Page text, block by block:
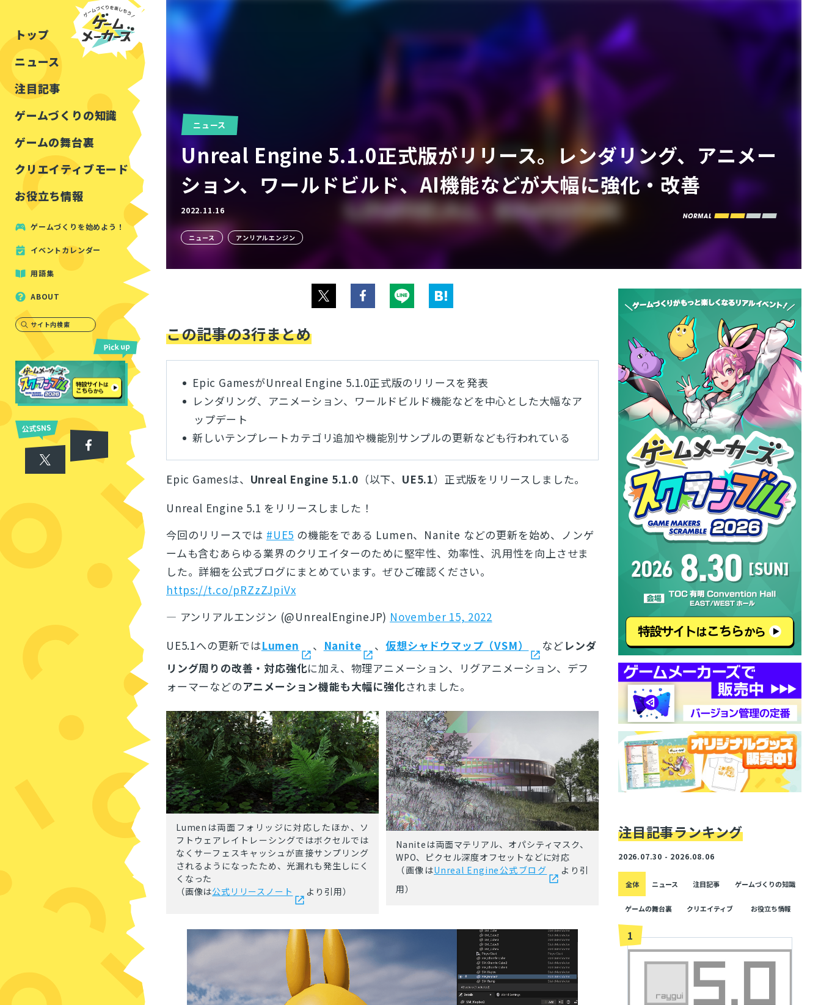
トップ
ニュース
注目記事
ゲームづくりの知識
チュートリアル
ルールをつくる
しくみをつくる
見た目を良くする
ゲームの舞台裏
インタビュー
講演レポート
クリエイティブモード
フォートナイト
マインクラフト
お役立ち情報
公開資料まとめ
イベントレポート
注目・定番の〇〇
アセットレビュー
ツール紹介
周辺機器・ハードウェア
ゲームづくりを始めよう！
イベントカレンダー
用語集
ABOUT
サイト内検索
ニュース
Unreal Engine 5.1.0正式版がリリース。レンダリング、アニメー
ション、ワールドビルド、AI機能などが大幅に強化・改善
2022.11.16
ニュース アンリアルエンジン
この記事の3行まとめ
Epic GamesがUnreal Engine 5.1.0正式版のリリースを発表
レンダリング、アニメーション、ワールドビルド機能などを中心とした大幅なア
ップデート
新しいテンプレートカテゴリ追加や機能別サンプルの更新なども行われている
Epic Gamesは、 Unreal Engine 5.1.0 （以下、 UE5.1）正式版をリリースしました。
Unreal Engine 5.1 をリリースしました！
今回のリリースでは #UE5 の機能をである Lumen、Nanite などの更新を始め、ノンゲ
ームも含むあらゆる業界のクリエイターのために堅牢性、効率性、汎用性を向上させま
した。詳細を公式ブログにまとめています。ぜひご確認ください。
https://t.co/pRZzZJpiVx
— アンリアルエンジン (@UnrealEngineJP) November 15, 2022
UE5.1への更新ではLumen 、 Nanite 、仮想シャドウマップ（VSM） などレンダ
リング周りの改善・対応強化に加え、物理アニメーション、リグアニメーション、デフ
ォーマーなどのアニメーション機能も大幅に強化されました。
Lumenは両面フォリッジに対応したほか、ソ
フトウェアレイトレーシングではボクセルでは
なくサーフェスキャッシュが直接サンプリング
されるようになったため、光漏れも発生しにく
くなった
（画像は公式リリースノート より引用）
Naniteは両面マテリアル、オパシティマスク、
WPO、ピクセル深度オフセットなどに対応
（画像はUnreal Engine公式ブログ
より引
用）
注目記事ランキング
2026.07.30 - 2026.08.06
全体 ニュース 注目記事 ゲームづくりの知識
ゲームの舞台裏 クリエイティブ お役立ち情報
1